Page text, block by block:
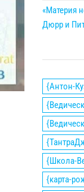
«Материя
Дюрр и
{Антон-
{Школа-
{карта-